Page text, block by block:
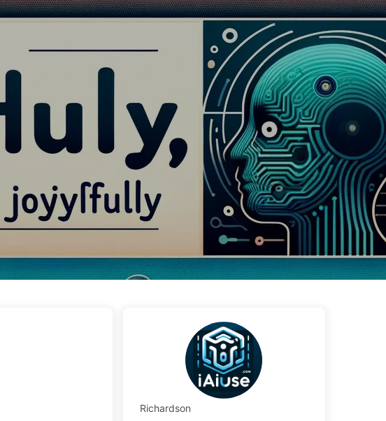
アーカイブ タグ カテゴリー リンク アバウト 🇯🇵 日本語
Richardson